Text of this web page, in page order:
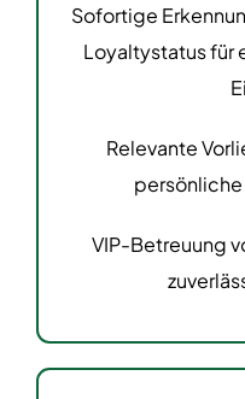
Sofortige
Loyaltystatus für
Relevante
VIP-Betreuung